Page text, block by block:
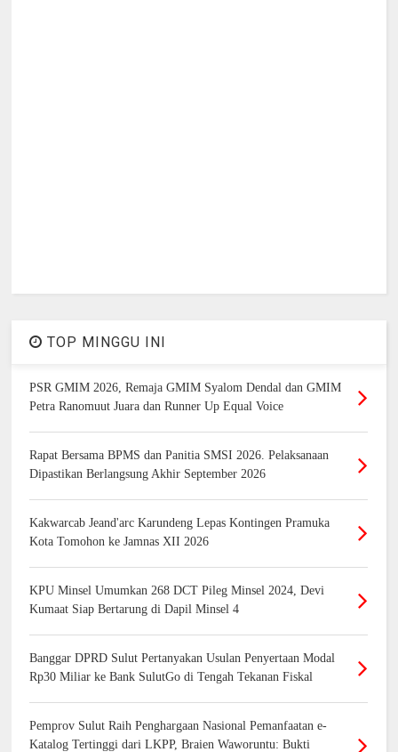
TOP MINGGU INI
PSR GMIM 2026, Remaja GMIM Syalom Dendal dan GMIM
Petra Ranomuut Juara dan Runner Up Equal Voice
Rapat Bersama BPMS dan Panitia SMSI 2026. Pelaksanaan
Dipastikan Berlangsung Akhir September 2026
Kakwarcab Jeand'arc Karundeng Lepas Kontingen Pramuka
Kota Tomohon ke Jamnas XII 2026
KPU Minsel Umumkan 268 DCT Pileg Minsel 2024, Devi
Kumaat Siap Bertarung di Dapil Minsel 4
Banggar DPRD Sulut Pertanyakan Usulan Penyertaan Modal
Rp30 Miliar ke Bank SulutGo di Tengah Tekanan Fiskal
Pemprov Sulut Raih Penghargaan Nasional Pemanfaatan e-
Katalog Tertinggi dari LKPP, Braien Waworuntu: Bukti